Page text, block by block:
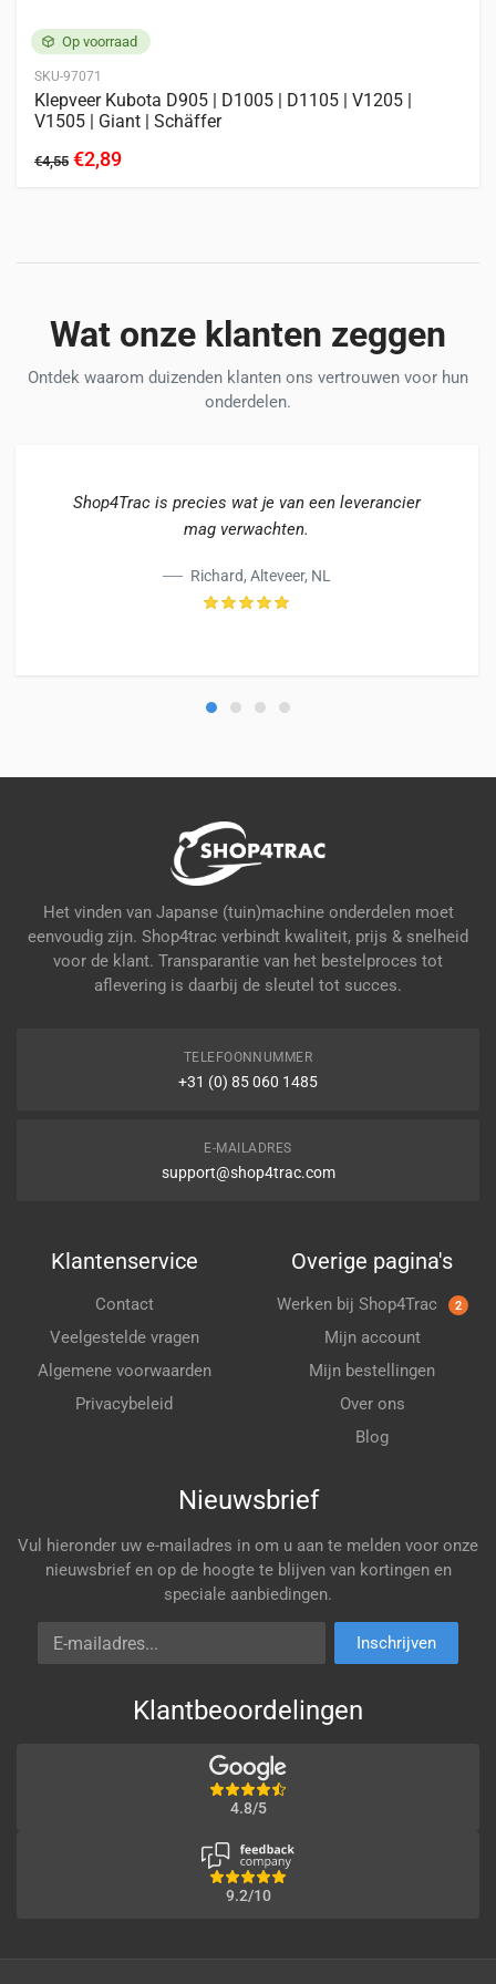
Op voorraad
SKU-97071
Klepveer Kubota D905 | D1005 | D1105 | V1205 |
V1505 | Giant | Schäffer
€4,55 €2,89
Wat onze klanten zeggen
Ontdek waarom duizenden klanten ons vertrouwen voor hun
onderdelen.
Shop4Trac is precies wat je van een leverancier
mag verwachten.
Richard, Alteveer, NL
Het vinden van Japanse (tuin)machine onderdelen moet
eenvoudig zijn. Shop4trac verbindt kwaliteit, prijs & snelheid
voor de klant. Transparantie van het bestelproces tot
aflevering is daarbij de sleutel tot succes.
TELEFOONNUMMER
+31 (0) 85 060 1485
E-MAILADRES
support@shop4trac.com
Klantenservice
Contact
Veelgestelde vragen
Algemene voorwaarden
Privacybeleid
Overige pagina's
Werken bij Shop4Trac 2
Mijn account
Mijn bestellingen
Over ons
Blog
Nieuwsbrief
Vul hieronder uw e-mailadres in om u aan te melden voor onze
nieuwsbrief en op de hoogte te blijven van kortingen en
speciale aanbiedingen.
E-mailadres
Inschrijven
Klantbeoordelingen
4.8/5
9.2/10